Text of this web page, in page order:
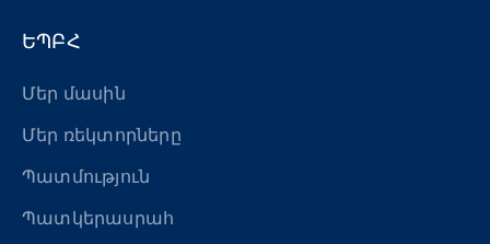
ԵՊԲՀ
Մեր մասին
Մեր ռեկտորները
Պատմություն
Պատկերասրահ